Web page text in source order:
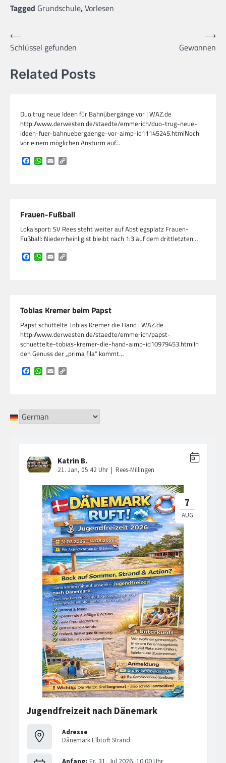
Tagged Grundschule,Vorlesen
Beitragsnavigation
⟵
Schlüssel gefunden
Gewonnen
⟶
Related Posts
Duo trug neue Ideen für Bahnübergänge vor | WAZ.de
http://www.derwesten.de/staedte/emmerich/duo-trug-neue-
ideen-fuer-bahnuebergaenge-vor-aimp-id11145245.htmlNoch
vor einem möglichen Ansturm auf…
Facebook
WhatsApp
Email
Frauen-Fußball
Lokalsport: SV Rees steht weiter auf Abstiegsplatz Frauen-
Fußball: Niederrheinligist bleibt nach 1:3 auf dem drittletzten…
Facebook
WhatsApp
Email
Tobias Kremer beim Papst
Papst schüttelte Tobias Kremer die Hand | WAZ.de
http://www.derwesten.de/staedte/emmerich/papst-
schuettelte-tobias-kremer-die-hand-aimp-id10979453.htmlIn
den Genuss der „prima fila“ kommt…
Facebook
WhatsApp
Email